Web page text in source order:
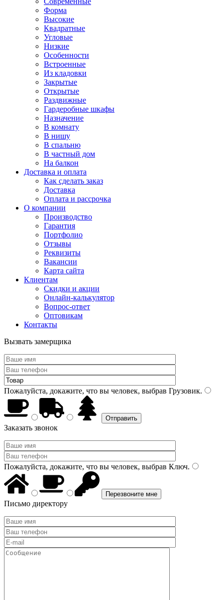
Форма
Высокие
Квадратные
Угловые
Низкие
Особенности
Встроенные
Из кладовки
Закрытые
Открытые
Раздвижные
Гардеробные шкафы
Назначение
В комнату
В нишу
В спальню
В частный дом
На балкон
Доставка и оплата
Как сделать заказ
Доставка
Оплата и рассрочка
О компании
Производство
Гарантия
Портфолио
Отзывы
Реквизиты
Вакансии
Карта сайта
Клиентам
Скидки и акции
Онлайн-калькулятор
Вопрос-ответ
Оптовикам
Контакты
Вызвать замерщика
Пожалуйста, докажите, что вы человек, выбрав Грузовик.
Заказать звонок
Пожалуйста, докажите, что вы человек, выбрав Ключ.
Письмо директору